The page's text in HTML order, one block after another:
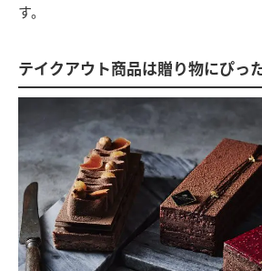
す。
テイクアウト商品は贈り物にぴっ